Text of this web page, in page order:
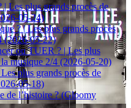
| Les plus grands procès de
05-24)
? | Les plus grands procès
(2026-05-22)
ou TUER ? | Les plus
musique 2/4 (2026-05-20)
plus grands procès de
05-18)
de l’histoire ? (Gloomy